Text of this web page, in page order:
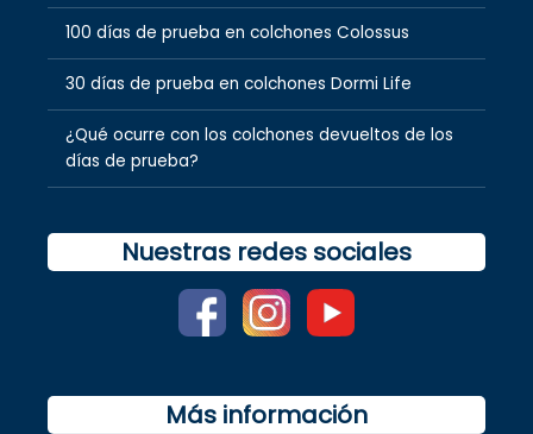
100 días de prueba en colchones Colossus
30 días de prueba en colchones Dormi Life
¿Qué ocurre con los colchones devueltos de los
días de prueba?
Nuestras redes sociales
Más información